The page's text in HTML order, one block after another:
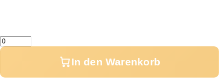
Menge
In den Warenkorb